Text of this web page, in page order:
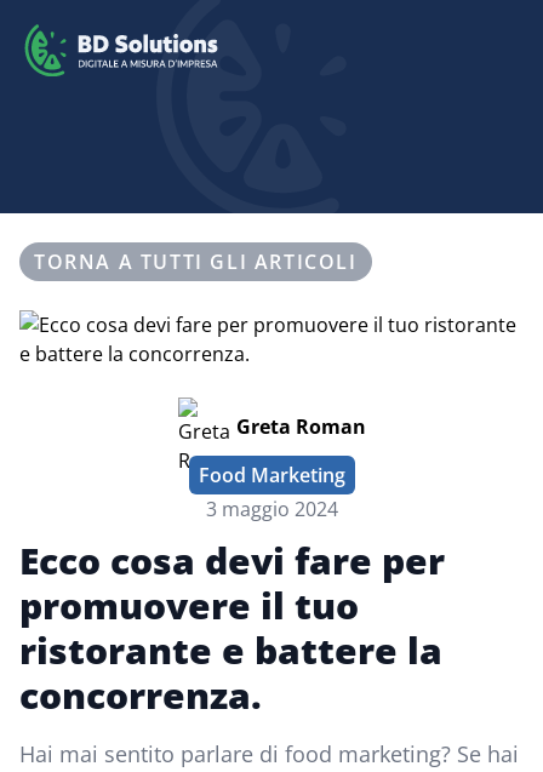
TORNA A TUTTI GLI ARTICOLI
Greta Roman
Food Marketing
3 maggio 2024
Ecco cosa devi fare per
promuovere il tuo
ristorante e battere la
concorrenza.
Hai mai sentito parlare di food marketing? Se hai